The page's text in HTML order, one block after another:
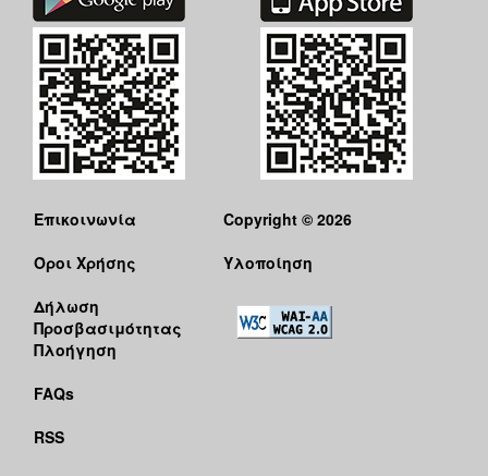
Επικοινωνία
Όροι Χρήσης
Δήλωση
Προσβασιμότητας
Πλοήγηση
FAQs
RSS
Copyright © 2026
Υλοποίηση